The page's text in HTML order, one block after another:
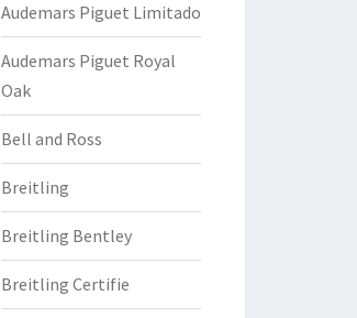
Audemars Piguet Limitado
Audemars Piguet Royal
Oak
Bell and Ross
Breitling
Breitling Bentley
Breitling Certifie